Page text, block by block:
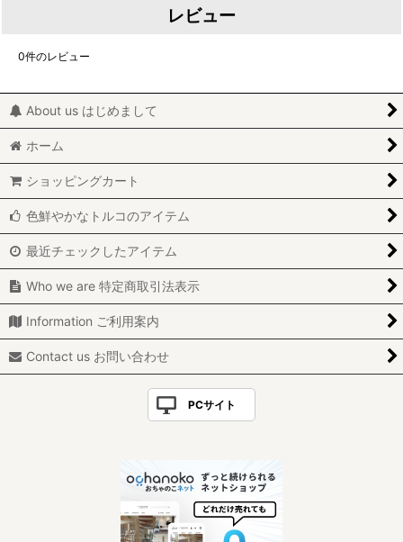
レビュー
0件のレビュー
About us はじめまして
ホーム
ショッピングカート
色鮮やかなトルコのアイテム
最近チェックしたアイテム
Who we are 特定商取引法表示
Information ご利用案内
Contact us お問い合わせ
PCサイト